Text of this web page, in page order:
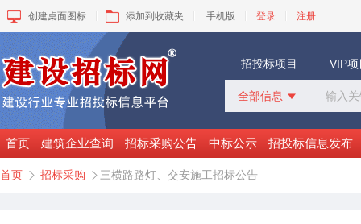
创建桌面图标 添加到收藏夹 手机版 登录 注册
招投标项目 VIP
全部信息 
招标采购
中标公示
变更公告
首页 建筑企业查询 招标采购公告 中标公示 招投标信息发布
首页  招标采购  三横路路灯、交安施工招标公告